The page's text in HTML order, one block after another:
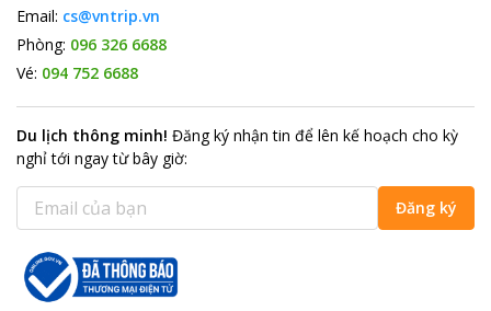
Email: cs@vntrip.vn
Phòng: 096 326 6688
Vé: 094 752 6688
Du lịch thông minh! Đăng ký nhận tin để lên kế hoạch cho kỳ
nghỉ tới ngay từ bây giờ:
Đăng ký